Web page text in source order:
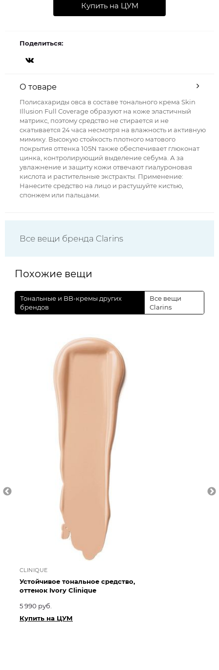
Купить на ЦУМ
Поделиться:
О товаре
Полисахариды овса в составе тонального крема Skin
Illusion Full Coverage образуют на коже эластичный
матрикс, поэтому средство не стирается и не
скатывается 24 часа несмотря на влажность и активную
мимику. Высокую стойкость плотного матового
покрытия оттенка 105N также обеспечивает глюконат
цинка, контролирующий выделение себума. А за
увлажнение и защиту кожи отвечают гиалуроновая
кислота и растительные экстракты. Применение:
Нанесите средство на лицо и растушуйте кистью,
спонжем или пальцами.
Все вещи бренда Clarins
Похожие вещи
Тональные и BB-кремы других
брендов
Все вещи
Clarins
CLINIQUE
Устойчивое тональное средство,
оттенок Ivory Clinique
5 990 руб.
Купить на ЦУМ